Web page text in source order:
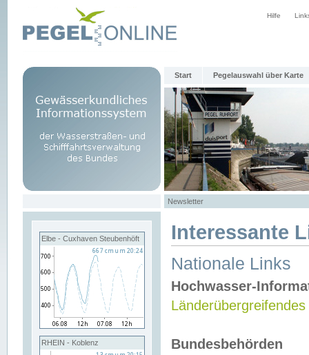
Hilfe
Start Pegelauswahl über Karte
Newsletter
Elbe - Cuxhaven Steubenhöft
RHEIN - Koblenz
Interessante
Nationale Links
Hochwasser-
Bundesbehörden